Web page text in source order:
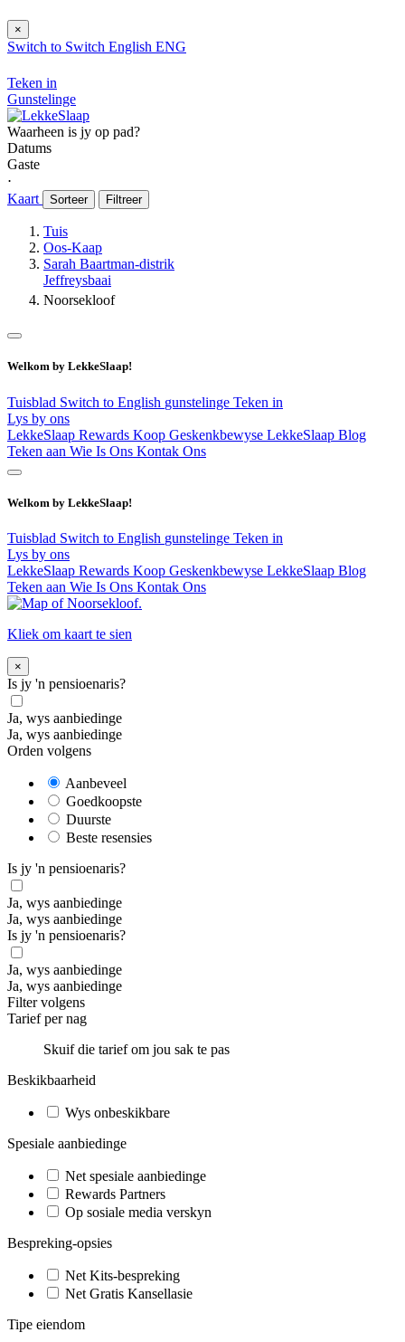
×
Switch to Switch English ENG
Teken in
Gunstelinge
Waarheen is jy op pad?
Datums
Gaste
⋅
Kaart
Sorteer Filtreer
Tuis
Oos-Kaap
Sarah Baartman-distrik
Jeffreysbaai
Noorsekloof
Welkom by LekkeSlaap!
Tuisblad Switch to English gunstelinge Teken in
Lys by ons
LekkeSlaap Rewards Koop Geskenkbewyse LekkeSlaap Blog
Teken aan Wie Is Ons Kontak Ons
Welkom by LekkeSlaap!
Tuisblad Switch to English gunstelinge Teken in
Lys by ons
LekkeSlaap Rewards Koop Geskenkbewyse LekkeSlaap Blog
Teken aan Wie Is Ons Kontak Ons
Kliek om kaart te sien
×
Is jy 'n pensioenaris?
Ja, wys aanbiedinge
Ja, wys aanbiedinge
Orden volgens
Aanbeveel
Goedkoopste
Duurste
Beste resensies
Is jy 'n pensioenaris?
Ja, wys aanbiedinge
Ja, wys aanbiedinge
Is jy 'n pensioenaris?
Ja, wys aanbiedinge
Ja, wys aanbiedinge
Filter volgens
Tarief per nag
Skuif die tarief om jou sak te pas
Beskikbaarheid
Wys onbeskikbare
Spesiale aanbiedinge
Net spesiale aanbiedinge
Rewards Partners
Op sosiale media verskyn
Bespreking-opsies
Net Kits-bespreking
Net Gratis Kansellasie
Tipe eiendom